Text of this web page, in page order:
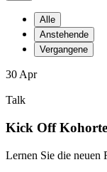
Alle
Anstehende
Vergangene
30 Apr
Talk
Kick Off
Lernen Sie die neuen